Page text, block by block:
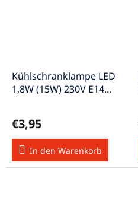
Kühlschranklampe LED
1,8W (15W) 230V E14
€3,95
In den Warenkorb